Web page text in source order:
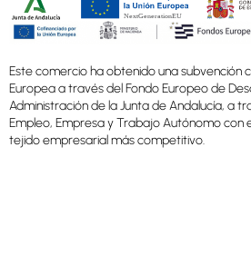
Este comercio ha obtenido una subvención
Europea a través del Fondo Europeo de
Administración de la Junta de Andalucía, a
Empleo, Empresa y Trabajo Autónomo con
tejido empresarial más competitivo.